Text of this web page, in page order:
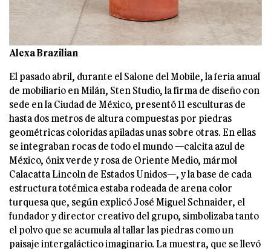
Alexa Brazilian
El pasado abril, durante el Salone del Mobile, la feria anual
de mobiliario en Milán, Sten Studio, la firma de diseño con
sede en la Ciudad de México, presentó 11 esculturas de
hasta dos metros de altura compuestas por piedras
geométricas coloridas apiladas unas sobre otras. En ellas
se integraban rocas de todo el mundo —calcita azul de
México, ónix verde y rosa de Oriente Medio, mármol
Calacatta Lincoln de Estados Unidos—, y la base de cada
estructura totémica estaba rodeada de arena color
turquesa que, según explicó José Miguel Schnaider, el
fundador y director creativo del grupo, simbolizaba tanto
el polvo que se acumula al tallar las piedras como un
paisaje intergaláctico imaginario. La muestra, que se llevó